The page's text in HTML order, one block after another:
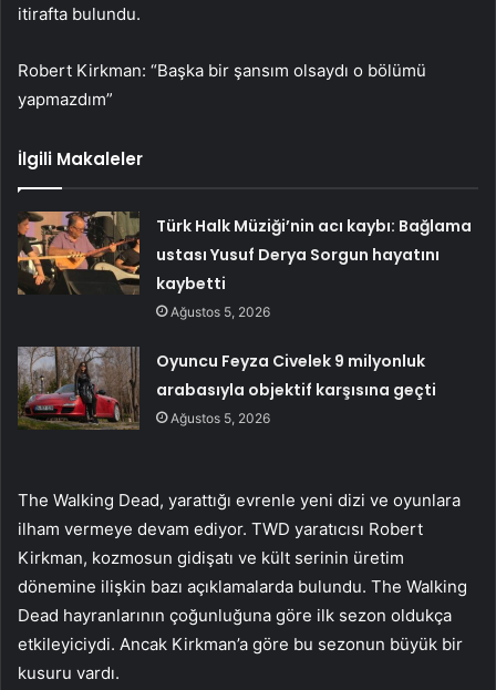
itirafta bulundu.
Robert Kirkman: “Başka bir şansım olsaydı o bölümü
yapmazdım”
İlgili Makaleler
Türk Halk Müziği’nin acı kaybı: Bağlama
ustası Yusuf Derya Sorgun hayatını
kaybetti
Ağustos 5, 2026
Oyuncu Feyza Civelek 9 milyonluk
arabasıyla objektif karşısına geçti
Ağustos 5, 2026
The Walking Dead, yarattığı evrenle yeni dizi ve oyunlara
ilham vermeye devam ediyor. TWD yaratıcısı Robert
Kirkman, kozmosun gidişatı ve kült serinin üretim
dönemine ilişkin bazı açıklamalarda bulundu. The Walking
Dead hayranlarının çoğunluğuna göre ilk sezon oldukça
etkileyiciydi. Ancak Kirkman’a göre bu sezonun büyük bir
kusuru vardı.